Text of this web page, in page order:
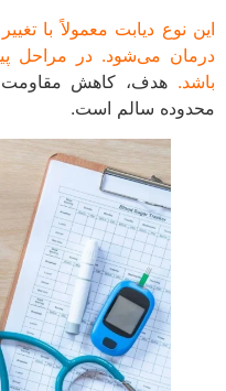
نوع دیابت معمولاً با تغییر
می‌شود. در مراحل
هدف، کاهش مقاومت به
سالم است.